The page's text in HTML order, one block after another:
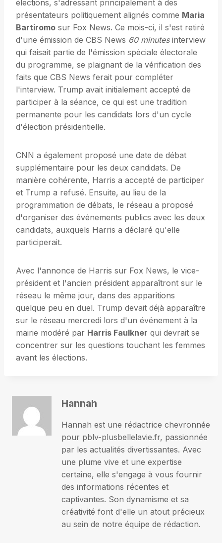
élections, s'adressant principalement à des
présentateurs politiquement alignés comme Maria
Bartiromo sur Fox News. Ce mois-ci, il s'est retiré
d'une émission de CBS News 60 minutesinterview
qui faisait partie de l'émission spéciale électorale
du programme, se plaignant de la vérification des
faits que CBS News ferait pour compléter
l'interview. Trump avait initialement accepté de
participer à la séance, ce qui est une tradition
permanente pour les candidats lors d'un cycle
d'élection présidentielle.
CNN a également proposé une date de débat
supplémentaire pour les deux candidats. De
manière cohérente, Harris a accepté de participer
et Trump a refusé. Ensuite, au lieu de la
programmation de débats, le réseau a proposé
d'organiser des événements publics avec les deux
candidats, auxquels Harris a déclaré qu'elle
participerait.
Avec l'annonce de Harris sur Fox News, le vice-
président et l'ancien président apparaîtront sur le
réseau le même jour, dans des apparitions
quelque peu en duel. Trump devait déjà apparaître
sur le réseau mercredi lors d'un événement à la
mairie modéré par Harris Faulkner qui devrait se
concentrer sur les questions touchant les femmes
avant les élections.
Hannah
Hannah est une rédactrice chevronnée
pour pblv-plusbellelavie.fr, passionnée
par les actualités divertissantes. Avec
une plume vive et une expertise
certaine, elle s'engage à vous fournir
des informations récentes et
captivantes. Son dynamisme et sa
créativité font d'elle un atout précieux
au sein de notre équipe de rédaction.